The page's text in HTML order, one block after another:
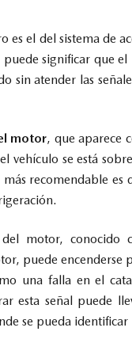
es el del sistema de
significar que
sin atender las
motor, que aparece
vehículo se está
recomendable
motor, conocido
puede encenderse
una falla en el
esta señal puede
se pueda identificar